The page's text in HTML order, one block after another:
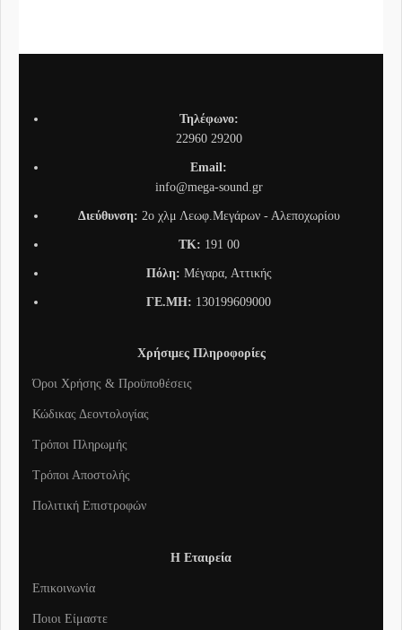
Τηλέφωνο:
22960 29200
Email:
info@mega-sound.gr
Διεύθυνση: 2o χλμ Λεωφ.Μεγάρων - Αλεποχωρίου
TK: 191 00
Πόλη: Μέγαρα, Αττικής
ΓΕ.ΜΗ: 130199609000
Χρήσιμες Πληροφορίες
Όροι Χρήσης & Προϋποθέσεις
Κώδικας Δεοντολογίας
Τρόποι Πληρωμής
Τρόποι Αποστολής
Πολιτική Επιστροφών
Η Εταιρεία
Επικοινωνία
Ποιοι Είμαστε